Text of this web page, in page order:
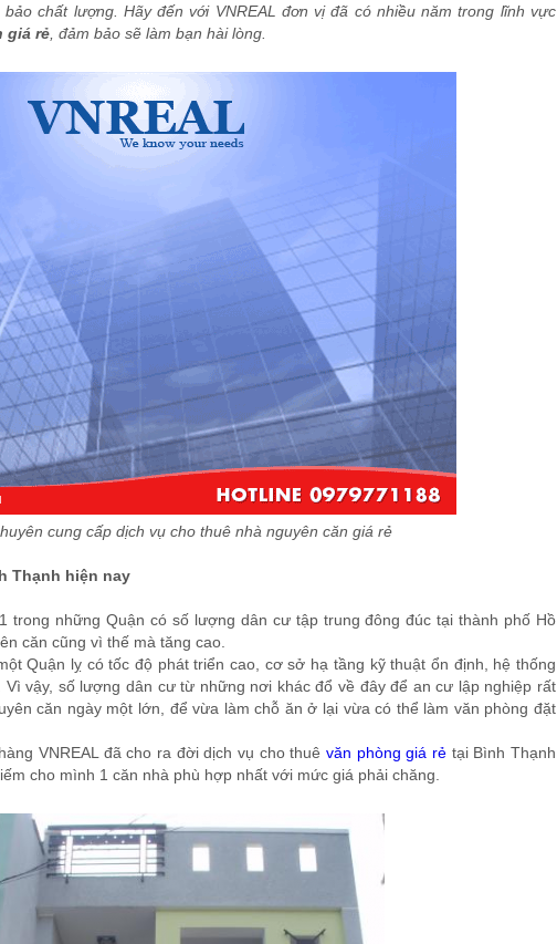
chất lượng. Hãy đến với VNREAL đơn vị đã có nhiều năm trong lĩnh vực
giá rẻ , đảm bảo sẽ làm bạn hài lòng.
cung cấp dịch vụ cho thuê nhà nguyên căn giá rẻ
Thạnh hiện nay
trong những Quận có số lượng dân cư tập trung đông đúc tại thành phố Hồ
căn cũng vì thế mà tăng cao.
Quận lỵ có tốc độ phát triển cao, cơ sở hạ tầng kỹ thuật ổn định, hệ thống
vậy, số lượng dân cư từ những nơi khác đổ về đây để an cư lập nghiệp rất
căn ngày một lớn, để vừa làm chỗ ăn ở lại vừa có thể làm văn phòng đặt
VNREAL đã cho ra đời dịch vụ cho thuê văn phòng giá rẻ tại Bình Thạnh
cho mình 1 căn nhà phù hợp nhất với mức giá phải chăng.